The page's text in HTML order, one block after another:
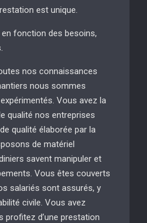
est unique.
fonction des besoins,
nos connaissances
nous sommes
Vous avez la
qualité nos entreprises
qualité élaborée par la
de matériel
savent manipuler et
Vous êtes couverts
salariés sont assurés, y
civile. Vous avez
profitez d’une prestation